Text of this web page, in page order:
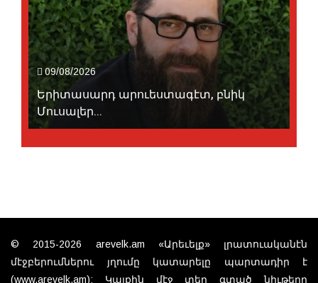
09/08/2026
Երիտասարդ արուեստագէտ, բնիկ
Մուսալեր...
© 2015-2026 arevelk.am «Արեւելք» լրատուականէն
մէջբերումներու յղումը կատարելը պարտադիր է
(www.arevelk.am): Կայքին մէջ տեղ գտած նիւթերը